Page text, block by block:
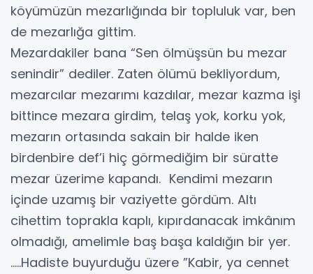
köyümüzün mezarlığında bir topluluk var, ben
de mezarlığa gittim.
Mezardakiler bana “Sen ölmüşsün bu mezar
senindir” dediler. Zaten ölümü bekliyordum,
mezarcılar mezarımı kazdılar, mezar kazma işi
bittince mezara girdim, telaş yok, korku yok,
mezarın ortasında sakain bir halde iken
birdenbire def’i hiç görmediğim bir süratte
mezar üzerime kapandı. Kendimi mezarın
içinde uzamış bir vaziyette gördüm. Altı
cihettim toprakla kaplı, kıpırdanacak imkânım
olmadığı, amelimle baş başa kaldığın bir yer.
…..Hadiste buyurduğu üzere ”Kabir, ya cennet